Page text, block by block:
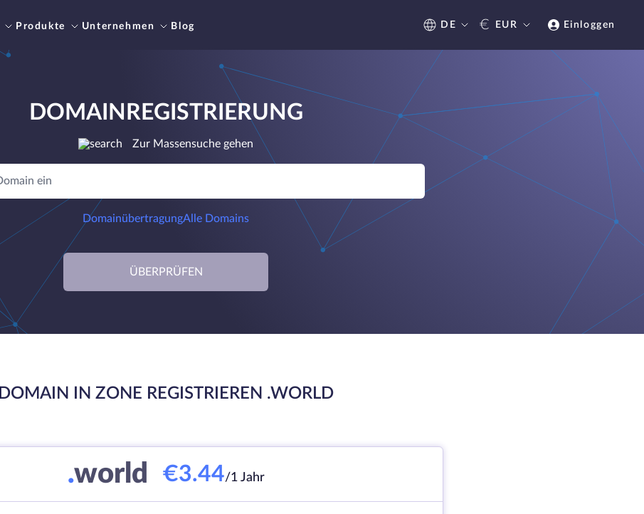
Produkte Unternehmen Blog DE € EUR Einloggen
DOMAINREGISTRIERUNG
Zur Massensuche gehen
DomainübertragungAlle Domains
ÜBERPRÜFEN
DOMAIN IN ZONE REGISTRIEREN .WORLD
.world €3.44/1 Jahr